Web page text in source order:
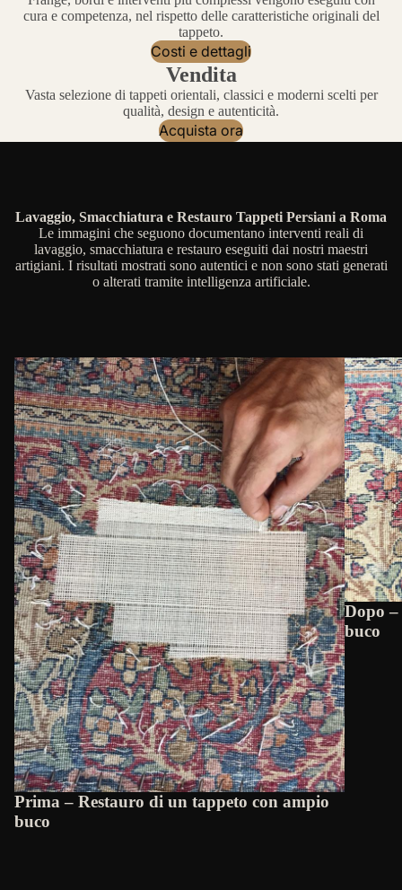
cura e competenza, nel rispetto delle caratteristiche originali del
tappeto.
Costi e dettagli
Vendita
Vasta selezione di tappeti orientali, classici e moderni scelti per
qualità, design e autenticità.
Acquista ora
Lavaggio, Smacchiatura e Restauro Tappeti Persiani a Roma
Le immagini che seguono documentano interventi reali di
lavaggio, smacchiatura e restauro eseguiti dai nostri maestri
artigiani. I risultati mostrati sono autentici e non sono stati generati
o alterati tramite intelligenza artificiale.
Prima – Restauro di un tappeto con ampio
buco
Dopo
buco